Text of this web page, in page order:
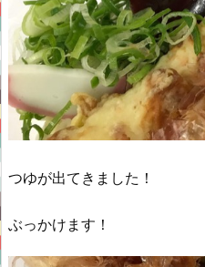
つゆが出てきました！
ぶっかけます！